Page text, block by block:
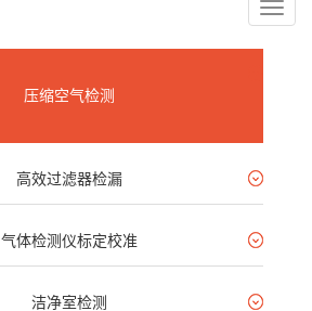
菜
压缩空气检测
高效过滤器检漏
气体检测仪标定校准
洁净室检测